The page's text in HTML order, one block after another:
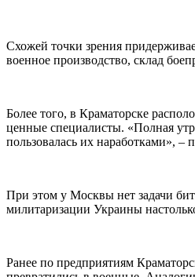
Схожей точки зрения
военное производство, склад
Более того, в Краматорске
ценные специалисты. «Полная
пользовалась их наработками», –
При этом у Москвы нет задачи
милитаризации Украины
Ранее по предприятиям